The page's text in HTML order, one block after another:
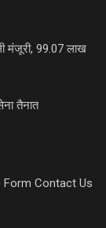
मंजूरी, 99.07 लाख
तैनात
Form Contact Us